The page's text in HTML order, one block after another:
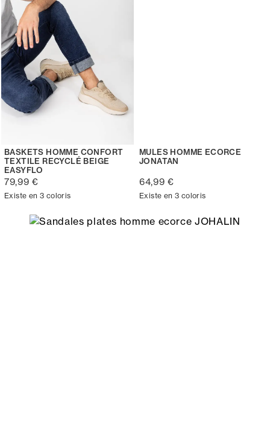
BASKETS HOMME CONFORT
TEXTILE RECYCLÉ BEIGE
EASYFLO
79,99 €
Existe en 3 coloris
MULES HOMME ECORCE
JONATAN
64,99 €
Existe en 3 coloris